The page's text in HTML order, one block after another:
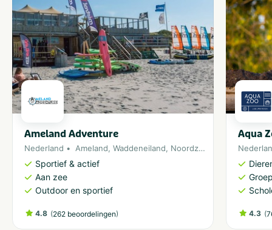
Ameland Adventure
Nederland Ameland, Waddeneiland, Noordzee
Sportief & actief
Aan zee
Outdoor en sportief
4.8 (262 beoordelingen)
Aqua
4.3 (